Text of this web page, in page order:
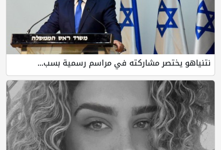
نتنياهو يختصر مشاركته في مراسم رسمية بسب...